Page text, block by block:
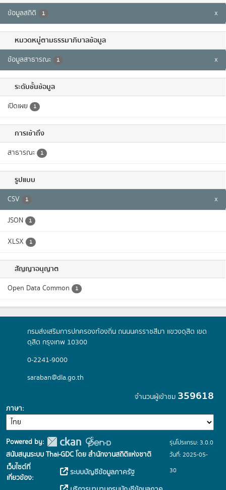
ข้อมูลสถิติ 1 x
หมวดหมู่ตามธรรมาภิบาลข้อมูล
ข้อมูลสาธารณะ 1 x
ระดับชั้นข้อมูล
เปิดเผย 1
การเข้าถึง
สาธารณะ 1
รูปแบบ
CSV 1 x
JSON 1
XLSX 1
สัญญาอนุญาต
Open Data Common 1
กรมส่งเสริมการปกครองท้องถิ่น ถนนนครราชสีมา แขวงดุสิต เขต
ดุสิต กรุงเทพ 10300
0-2241-9000
saraban@dla.go.th
จำนวนผู้เข้าชม 359618
ภาษา
Powered by:
สนับสนุนระบบ Thai-GDC โดย สำนักงานสถิติแห่งชาติ
เว็บไซต์ที่
เกี่ยวข้อง:
ระบบบัญชีข้อมูลภาครัฐ
รุ่นโปรแกรม: 3.0.0
วันที่: 2025-05-
30